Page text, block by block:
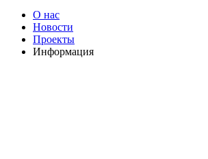
О нас
Новости
Проекты
Информация